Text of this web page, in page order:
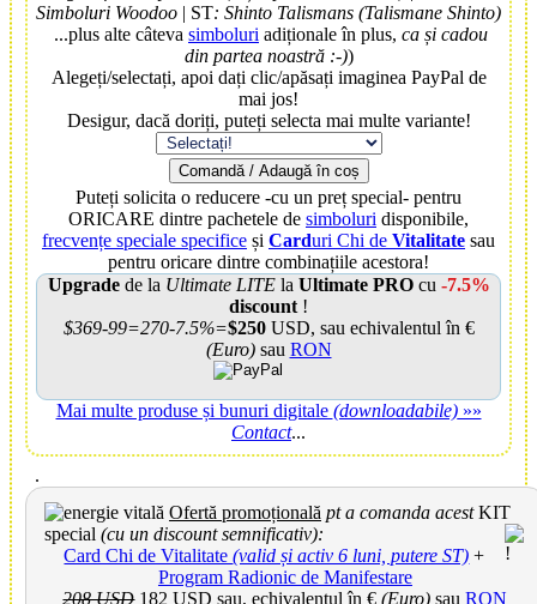
Simboluri Woodoo | ST: Shinto Talismans (Talismane Shinto)
...plus alte câteva simboluri adiționale în plus, ca și cadou
din partea noastră :-))
Alegeți/selectați, apoi dați clic/apăsați imaginea PayPal de
mai jos!
Desigur, dacă doriți, puteți selecta mai multe variante!
Comandă / Adaugă în coș
Puteți solicita o reducere -cu un preț special- pentru
ORICARE dintre pachetele de simboluri disponibile,
frecvențe speciale specifice și Carduri Chi de Vitalitate sau
pentru oricare dintre combinațiile acestora!
Upgradede la Ultimate LITEla Ultimate PROcu -7.5%
discount !
$369-99=270-7.5%=$250USD, sau echivalentul în €
(Euro)sau RON
Mai multe produse și bunuri digitale (downloadabile)»»
Contact...
.
Ofertă promoțională pt a comanda acestKIT
special (cu un discount semnificativ):
Card Chi de Vitalitate(valid și activ 6 luni, putere ST) +
Program Radionic de Manifestare
208 USD182 USDsau, echivalentul în €(Euro) sauRON